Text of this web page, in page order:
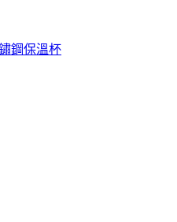
鋼保溫杯